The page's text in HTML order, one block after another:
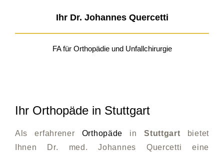
Ihr Dr. Johannes Quercetti
FA für Orthopädie und Unfallchirurgie
Ihr Orthopäde in Stuttgart
Als erfahrener Orthopäde inStuttgart bietet
Ihnen Dr. med. Johannes Quercetti eine